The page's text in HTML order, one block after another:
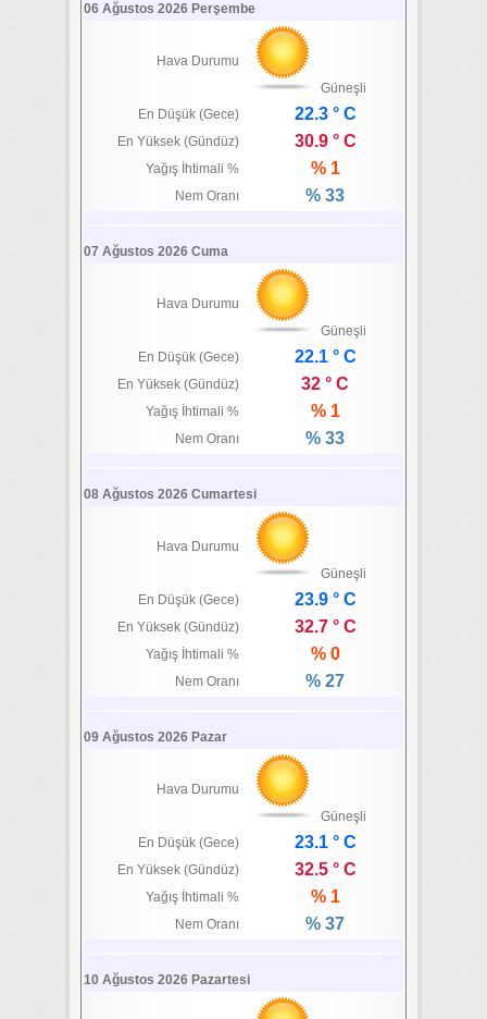
06 Ağustos 2026 Perşembe
Hava Durumu
Güneşli
En Düşük (Gece)
22.3 ° C
En Yüksek (Gündüz) 30.9 ° C
Yağış İhtimali % % 1
Nem Oranı % 33
07 Ağustos 2026 Cuma
Hava Durumu
Güneşli
En Düşük (Gece)
22.1 ° C
En Yüksek (Gündüz) 32 ° C
Yağış İhtimali % % 1
Nem Oranı % 33
08 Ağustos 2026 Cumartesi
Hava Durumu
Güneşli
En Düşük (Gece)
23.9 ° C
En Yüksek (Gündüz) 32.7 ° C
Yağış İhtimali % % 0
Nem Oranı % 27
09 Ağustos 2026 Pazar
Hava Durumu
Güneşli
En Düşük (Gece)
23.1 ° C
En Yüksek (Gündüz) 32.5 ° C
Yağış İhtimali % % 1
Nem Oranı % 37
10 Ağustos 2026 Pazartesi